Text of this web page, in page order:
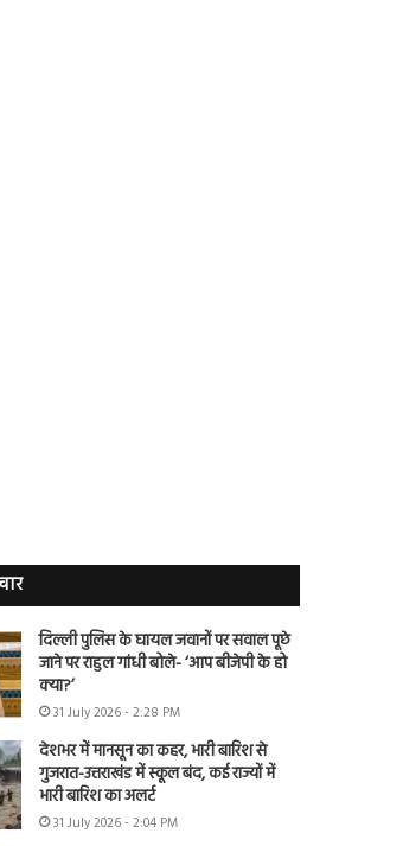
दिल्ली पुलिस के घायल जवानों पर सवाल पूछे
जाने पर राहुल गांधी बोले- ‘आप बीजेपी के हो
क्या?’
31 July 2026 - 2:28 PM
देशभर में मानसून का कहर, भारी बारिश से
गुजरात-उत्तराखंड में स्कूल बंद, कई राज्यों में
भारी बारिश का अलर्ट
31 July 2026 - 2:04 PM